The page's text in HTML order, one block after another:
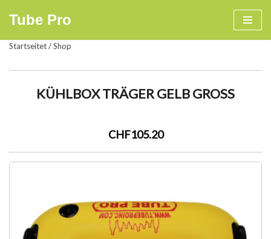
Inhalt
Tube Pro
Startseitet/Shop
KÜHLBOX TRÄGER GELB GROSS
CHF105.20